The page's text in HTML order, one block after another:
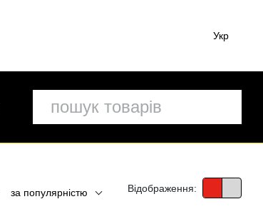
Укр
за популярністю Відображення: